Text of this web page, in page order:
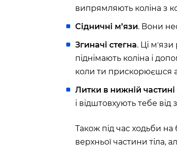
226А, Львів, Львівська область,
034 (БЦ «ТАУРУС»)
041 (ЯРМАРОК)
Житомир, Житомирська область,
випрямляють коліна з
Сідничні м’язи. Вони
Згиначі стегна. Ці
піднімають коліна і
коли ти прискорюєшся
Литки в нижній частині
і відштовхують тебе
Також під час ходьби на
верхньої частини тіла,